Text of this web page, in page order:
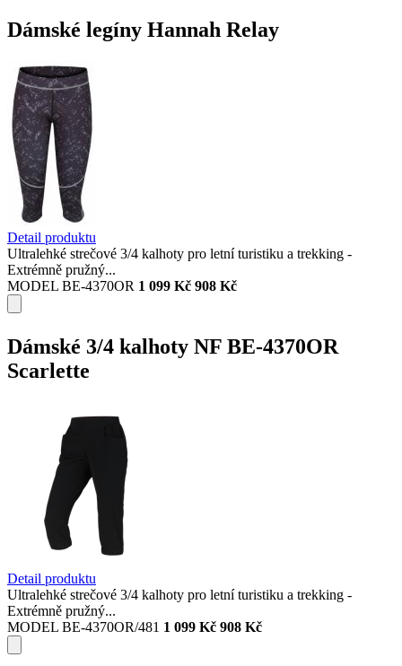
Dámské legíny Hannah Relay
Detail produktu
Ultralehké strečové 3/4 kalhoty pro letní turistiku a trekking -
Extrémně pružný...
MODEL BE-4370OR 1 099 Kč 908 Kč
Dámské 3/4 kalhoty NF BE-4370OR
Scarlette
Detail produktu
Ultralehké strečové 3/4 kalhoty pro letní turistiku a trekking -
Extrémně pružný...
MODEL BE-4370OR/481 1 099 Kč 908 Kč